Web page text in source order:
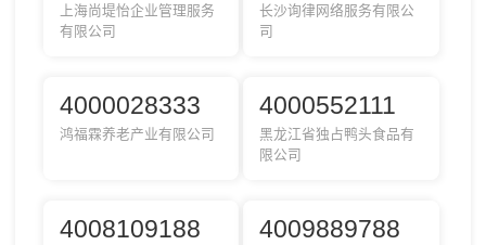
上海尚堤怡企业管理服务
有限公司
长沙询律网络服务有限公
司
4000028333
鸿福霖养老产业有限公司
4000552111
黑龙江省独占鸭头食品有
限公司
4008109188 4009889788